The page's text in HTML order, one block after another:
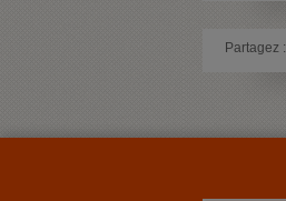
Partagez :